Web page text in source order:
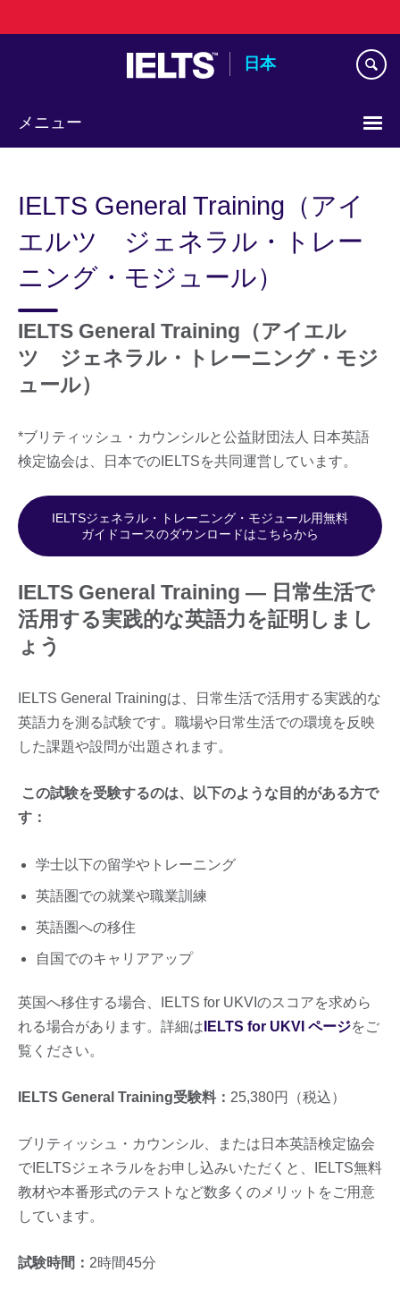
to
日本
メニュー
IELTS General Training（アイ
エルツ ジェネラル・トレー
ニング・モジュール）
IELTS General Training（アイエル
ツ ジェネラル・トレーニング・モジ
ュール）
*ブリティッシュ・カウンシルと公益財団法人 日本英語
検定協会は、日本でのIELTSを共同運営しています。
IELTSジェネラル・トレーニング・モジュール用無料
ガイドコースのダウンロードはこちらから
IELTS General Training ― 日常生活で
活用する実践的な英語力を証明しまし
ょう
IELTS General Trainingは、日常生活で活用する実践的な
英語力を測る試験です。職場や日常生活での環境を反映
した課題や設問が出題されます。
この試験を受験するのは、以下のような目的がある方で
す：
学士以下の留学やトレーニング
英語圏での就業や職業訓練
英語圏への移住
自国でのキャリアアップ
英国へ移住する場合、IELTS for UKVIのスコアを求めら
れる場合があります。詳細は IELTS for UKVI ページをご
覧ください。
IELTS General Training受験料： 25,380円（税込）
ブリティッシュ・カウンシル、または日本英語検定協会
でIELTSジェネラルをお申し込みいただくと、IELTS無料
教材や本番形式のテストなど数多くのメリットをご用意
しています。
試験時間： 2時間45分